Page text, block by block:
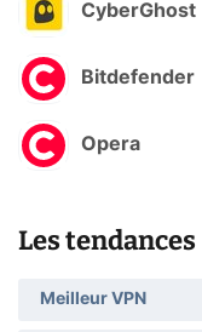
CyberGhost
Bitdefender
Opera
Les tendances
Meilleur VPN